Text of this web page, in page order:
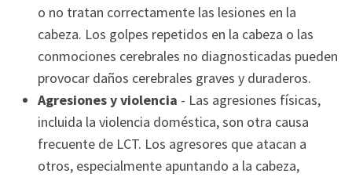
o no tratan correctamente las lesiones en la
cabeza. Los golpes repetidos en la cabeza o las
conmociones cerebrales no diagnosticadas pueden
provocar daños cerebrales graves y duraderos.
Agresiones y violencia - Las agresiones físicas,
incluida la violencia doméstica, son otra causa
frecuente de LCT. Los agresores que atacan a
otros, especialmente apuntando a la cabeza,